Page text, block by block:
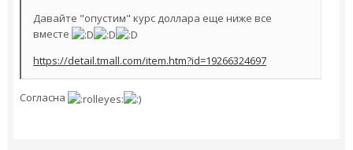
Давайте "опустим" курс доллара еще ниже все
вместе
https://detail.tmall.com/item.htm?id=19266324697
Согласна